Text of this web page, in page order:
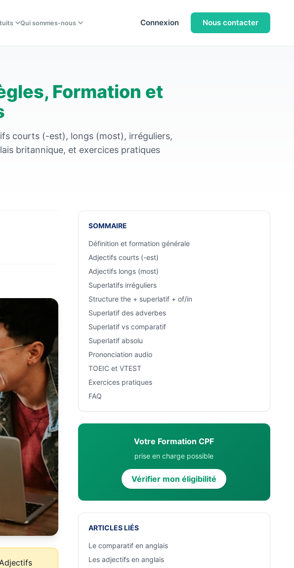
Qui sommes-nous Connexion Nous contacter
Formation et
courts (-est), longs (most), irréguliers,
britannique, et exercices pratiques
SOMMAIRE
Définition et formation générale
Adjectifs courts (-est)
Adjectifs longs (most)
Superlatifs irréguliers
Structure the + superlatif + of/in
Superlatif des adverbes
Superlatif vs comparatif
Superlatif absolu
Prononciation audio
TOEIC et VTEST
Exercices pratiques
FAQ
Votre Formation CPF
prise en charge possible
Vérifier mon éligibilité
ARTICLES LIÉS
Le comparatif en anglais
Les adjectifs en anglais